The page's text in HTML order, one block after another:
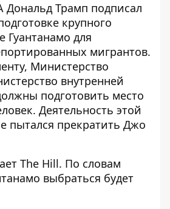
Трамп подписал
крупного
Гуантанамо для
мигрантов.
Министерство
внутренней
подготовить место
Деятельность этой
прекратить Джо
The Hill. По словам
выбраться будет